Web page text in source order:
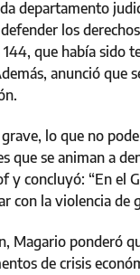
departamento
los
que había sido
anunció que
lo que no
que se animan a
y concluyó: “En el
con la violencia de
Magario ponderó
de crisis